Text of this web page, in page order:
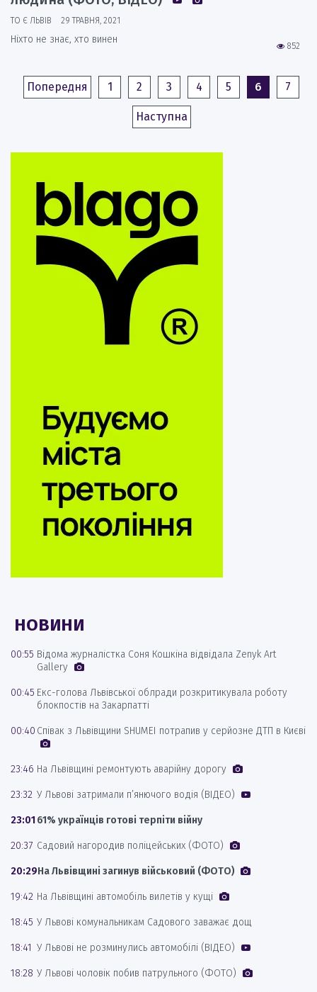
ТО Є ЛЬВІВ 29 ТРАВНЯ, 2021
852
Ніхто не знає, хто винен
Попередня 1 2 3 4 5 6 7
Наступна
НОВИНИ
00:55 Відома журналістка Соня Кошкіна відвідала Zenyk Art
Gallery
00:45 Екс-голова Львівської облради розкритикувала роботу
блокпостів на Закарпатті
00:40 Співак з Львівщини SHUMEI потрапив у серйозне ДТП в Києві
23:46 На Львівщині ремонтують аварійну дорогу
23:32 У Львові затримали п’янючого водія (ВІДЕО)
23:01 61% українців готові терпіти війну
20:37 Садовий нагородив поліцейських (ФОТО)
20:29На Львівщині загинув військовий (ФОТО)
19:42 На Львівщині автомобіль вилетів у кущі
18:45 У Львові комунальникам Садового заважає дощ
18:41 У Львові не розминулись автомобілі (ВІДЕО)
18:28 У Львові чоловік побив патрульного (ФОТО)